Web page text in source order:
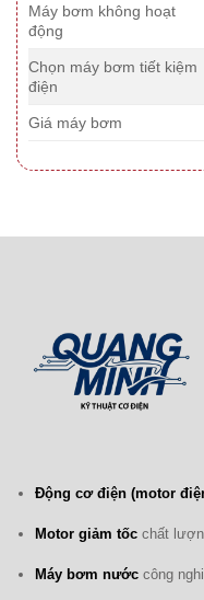
Máy bơm không hoạt
động
Chọn máy bơm tiết kiệm
điện
Giá máy bơm
Động cơ điện (motor
Motor giảm tốcchất
Máy bơm nướccông